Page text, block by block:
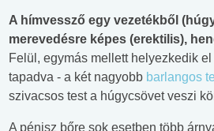
A hímvessző egy vezetékből
merevedésre képes (erektilis),
Felül, egymás mellett helyezkedik
tapadva - a két nagyobb barlangos
szivacsos test a húgycsövet veszi
A pénisz bőre sok esetben több